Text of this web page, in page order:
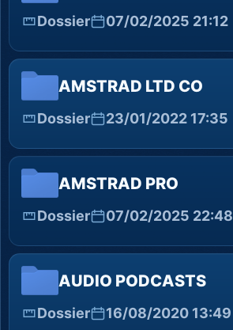
Dossier 07/02/2025 21:12
AMSTRAD LTD CO
Dossier 23/01/2022 17:35
AMSTRAD PRO
Dossier 07/02/2025 22:48
AUDIO PODCASTS
Dossier 16/08/2020 13:49